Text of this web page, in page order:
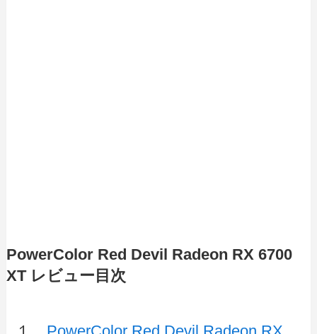
PowerColor Red Devil Radeon RX 6700
XT レビュー目次